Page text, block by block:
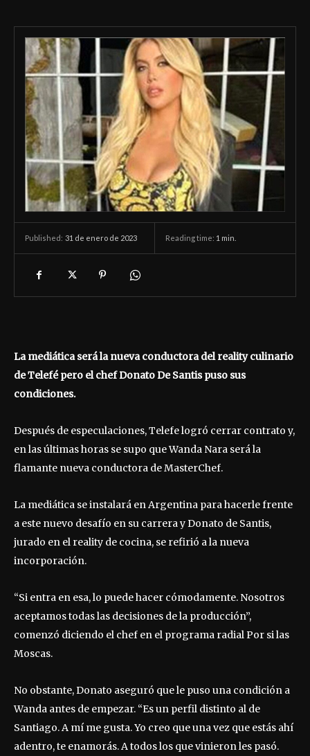
Published: 31 de enero de 2023 Reading time: 1 min.
La mediática será la nueva conductora del reality culinario
de Telefé pero el chef Donato De Santis puso sus
condiciones.
Después de especulaciones, Telefe logró cerrar contrato y,
en las últimas horas se supo que Wanda Nara será la
flamante nueva conductora de MasterChef.
La mediática se instalará en Argentina para hacerle frente
a este nuevo desafío en su carrera y Donato de Santis,
jurado en el reality de cocina, se refirió a la nueva
incorporación.
“Si entra en esa, lo puede hacer cómodamente. Nosotros
aceptamos todas las decisiones de la producción”,
comenzó diciendo el chef en el programa radial Por si las
Moscas.
No obstante, Donato aseguró que le puso una condición a
Wanda antes de empezar. “Es un perfil distinto al de
Santiago. A mí me gusta. Yo creo que una vez que estás ahí
adentro, te enamorás. A todos los que vinieron les pasó.